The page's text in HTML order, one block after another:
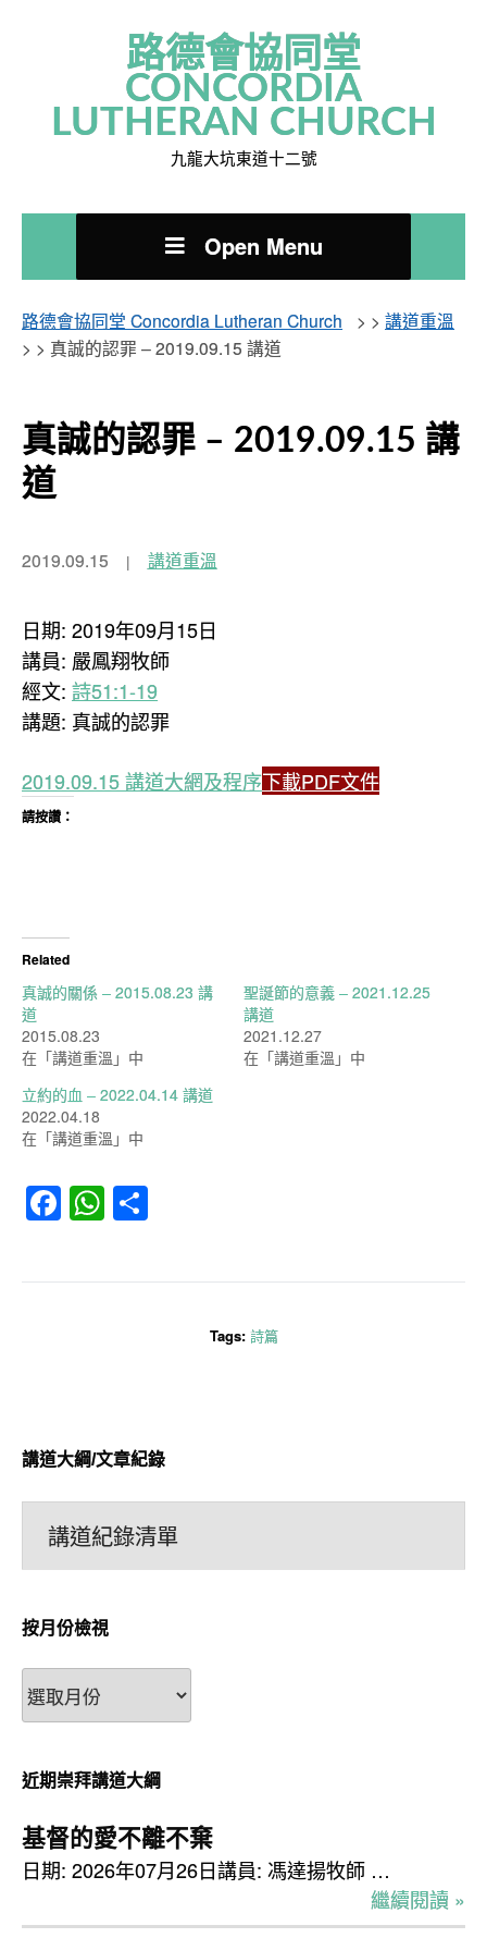
路德會協同堂
CONCORDIA
LUTHERAN CHURCH
九龍大坑東道十二號
Open Menu
路德會協同堂 Concordia Lutheran Church > > 講道重溫
> > 真誠的認罪 – 2019.09.15 講道
真誠的認罪 – 2019.09.15 講
道
2019.09.15 講道重溫
日期: 2019年09月15日
講員: 嚴鳳翔牧師
經文: 詩51:1-19
講題: 真誠的認罪
2019.09.15 講道大網及程序下載PDF文件
請按讚：
Related
真誠的關係 – 2015.08.23 講
道
2015.08.23
在「講道重溫」中
聖誕節的意義 – 2021.12.25
講道
2021.12.27
在「講道重溫」中
立約的血 – 2022.04.14 講道
2022.04.18
在「講道重溫」中
Facebook
WhatsApp
Tags: 詩篇
講道大綱/文章紀錄
講道紀錄清單
按月份檢視
按
月
檢
視
近期崇拜講道大綱
基督的愛不離不棄
日期: 2026年07月26日講員: 馮達揚牧師 …
繼續閱讀 »